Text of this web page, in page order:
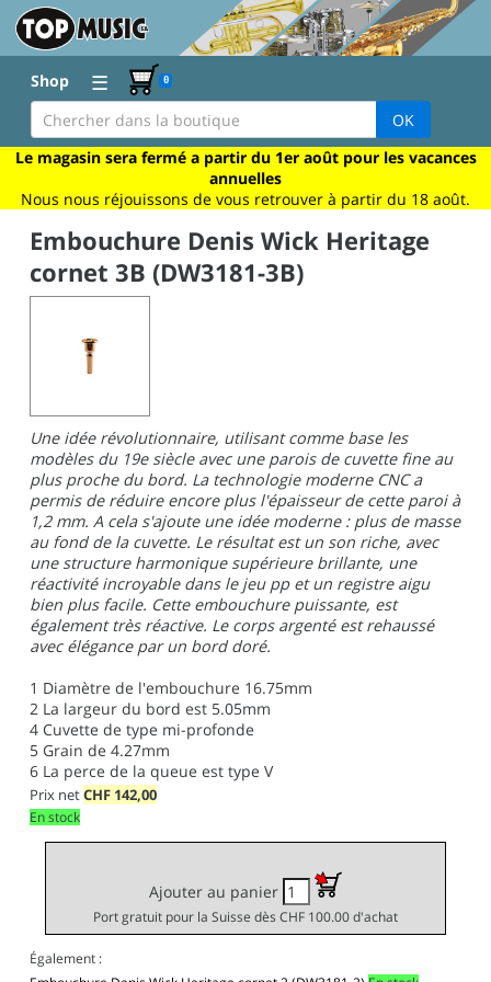
Shop ☰ 0
OK
Le magasin sera fermé a partir du 1er août pour les vacances
annuelles
Nous nous réjouissons de vous retrouver à partir du 18 août.
Embouchure Denis Wick Heritage
cornet 3B (DW3181-3B)
Une idée révolutionnaire, utilisant comme base les
modèles du 19e siècle avec une parois de cuvette fine au
plus proche du bord. La technologie moderne CNC a
permis de réduire encore plus l'épaisseur de cette paroi à
1,2 mm. A cela s'ajoute une idée moderne : plus de masse
au fond de la cuvette. Le résultat est un son riche, avec
une structure harmonique supérieure brillante, une
réactivité incroyable dans le jeu pp et un registre aigu
bien plus facile. Cette embouchure puissante, est
également très réactive. Le corps argenté est rehaussé
avec élégance par un bord doré.
1 Diamètre de l'embouchure 16.75mm
2 La largeur du bord est 5.05mm
4 Cuvette de type mi-profonde
5 Grain de 4.27mm
6 La perce de la queue est type V
Prix netCHF 142,00
En stock
Ajouter au panier
Port gratuit pour la Suisse dès CHF 100.00 d'achat
Également :